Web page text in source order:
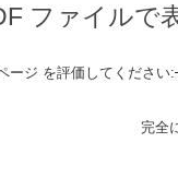
ファイルで
ージ を評価してください:
完全